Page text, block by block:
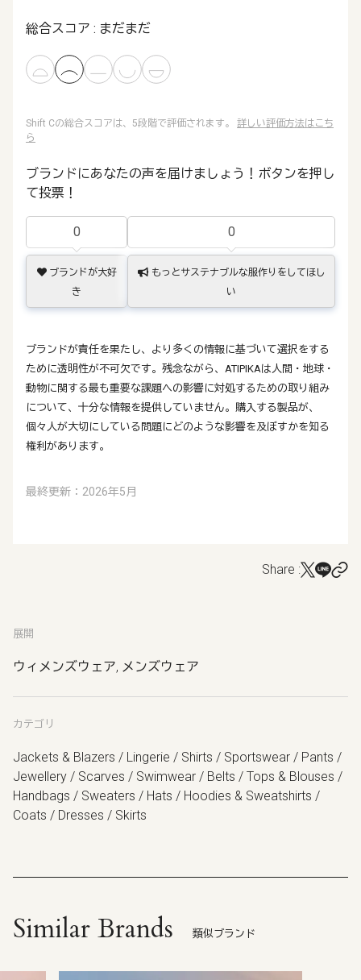
総合スコア : まだまだ
Shift Cの総合スコアは、5段階で評価されます。 詳しい評価方法はこち
ら
ブランドにあなたの声を届けましょう！ボタンを押し
て投票！
0
ブランドが大好
き
0
もっとサステナブルな服作りをしてほし
い
ブランドが責任を果たし、より多くの情報に基づいて選択をする
ために透明性が不可欠です。残念ながら、ATIPIKAは人間・地球・
動物に関する最も重要な課題への影響に対処するための取り組み
について、十分な情報を提供していません。購入する製品が、
個々人が大切にしている問題にどのような影響を及ぼすかを知る
権利があります。
最終更新：2026年5月
Share :
展開
ウィメンズウェア, メンズウェア
カテゴリ
Jackets & Blazers / Lingerie / Shirts / Sportswear / Pants /
Jewellery / Scarves / Swimwear / Belts / Tops & Blouses /
Handbags / Sweaters / Hats / Hoodies & Sweatshirts /
Coats / Dresses / Skirts
Similar Brands 類似ブランド